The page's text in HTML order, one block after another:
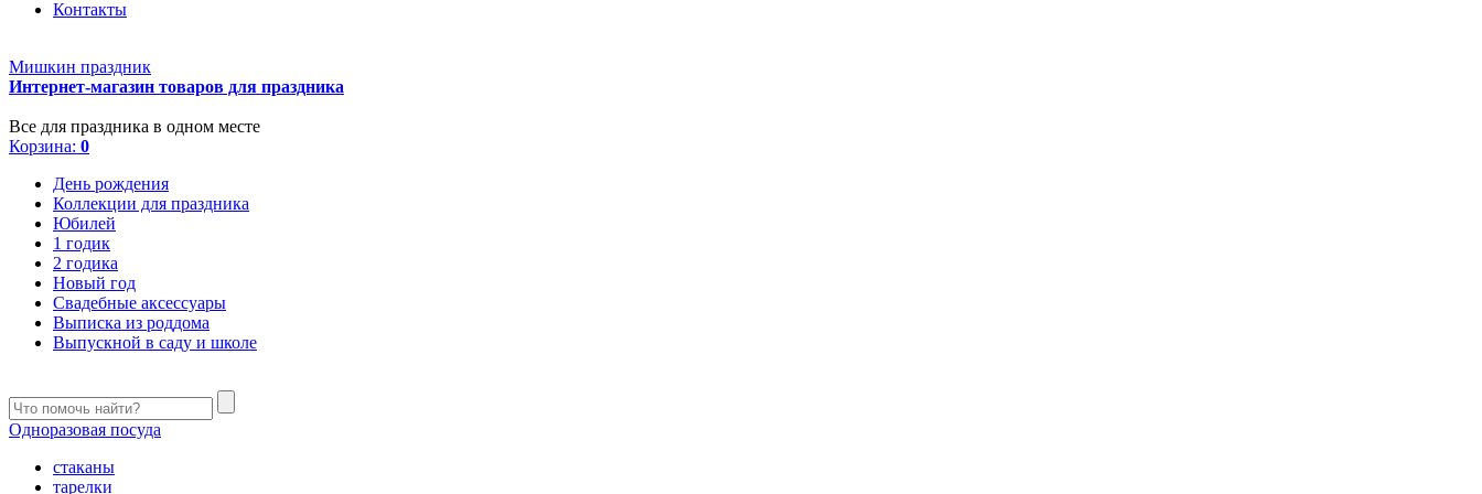
Контакты
Мишкин праздник
Интернет-магазин товаров для праздника
Все для праздника в одном месте
Корзина: 0
День рождения
Коллекции для праздника
Юбилей
1 годик
2 годика
Новый год
Свадебные аксессуары
Выписка из роддома
Выпускной в саду и школе
Одноразовая посуда
стаканы
тарелки